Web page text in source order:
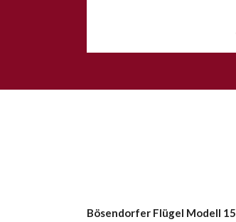
Bösendorfer Flügel Modell